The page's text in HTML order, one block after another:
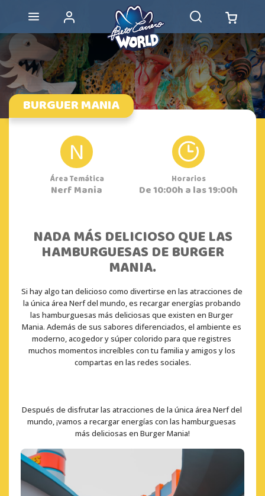
BURGUER MANIA
N
Área Temática
Nerf Mania
Horarios
De 10:00h a las 19:00h
NADA MÁS DELICIOSO QUE LAS
HAMBURGUESAS DE BURGER
MANIA.
Si hay algo tan delicioso como divertirse en las atracciones de
la única área Nerf del mundo, es recargar energías probando
las hamburguesas más deliciosas que existen en Burger
Mania. Además de sus sabores diferenciados, el ambiente es
moderno, acogedor y súper colorido para que registres
muchos momentos increíbles con tu familia y amigos y los
compartas en las redes sociales.
Después de disfrutar las atracciones de la única área Nerf del
mundo, ¡vamos a recargar energías con las hamburguesas
más deliciosas en Burger Mania!